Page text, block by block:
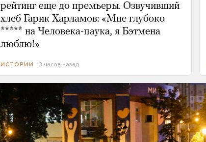
рейтинг еще до премьеры. Озвучивший
хлеб Гарик Харламов: «Мне глубоко
***** на Человека-паука, я Бэтмена
люблю!»
ИСТОРИИ 13 часов назад